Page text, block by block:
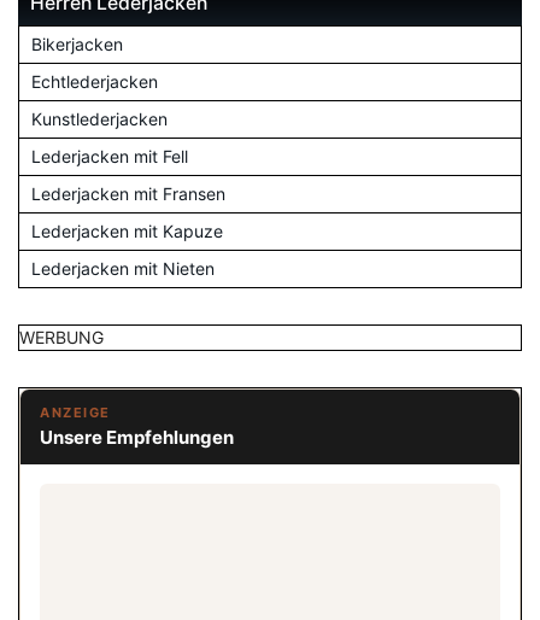
Bikerjacken
Echtlederjacken
Kunstlederjacken
Lederjacken mit Fell
Lederjacken mit Fransen
Lederjacken mit Kapuze
Lederjacken mit Nieten
WERBUNG
ANZEIGE
Unsere Empfehlungen